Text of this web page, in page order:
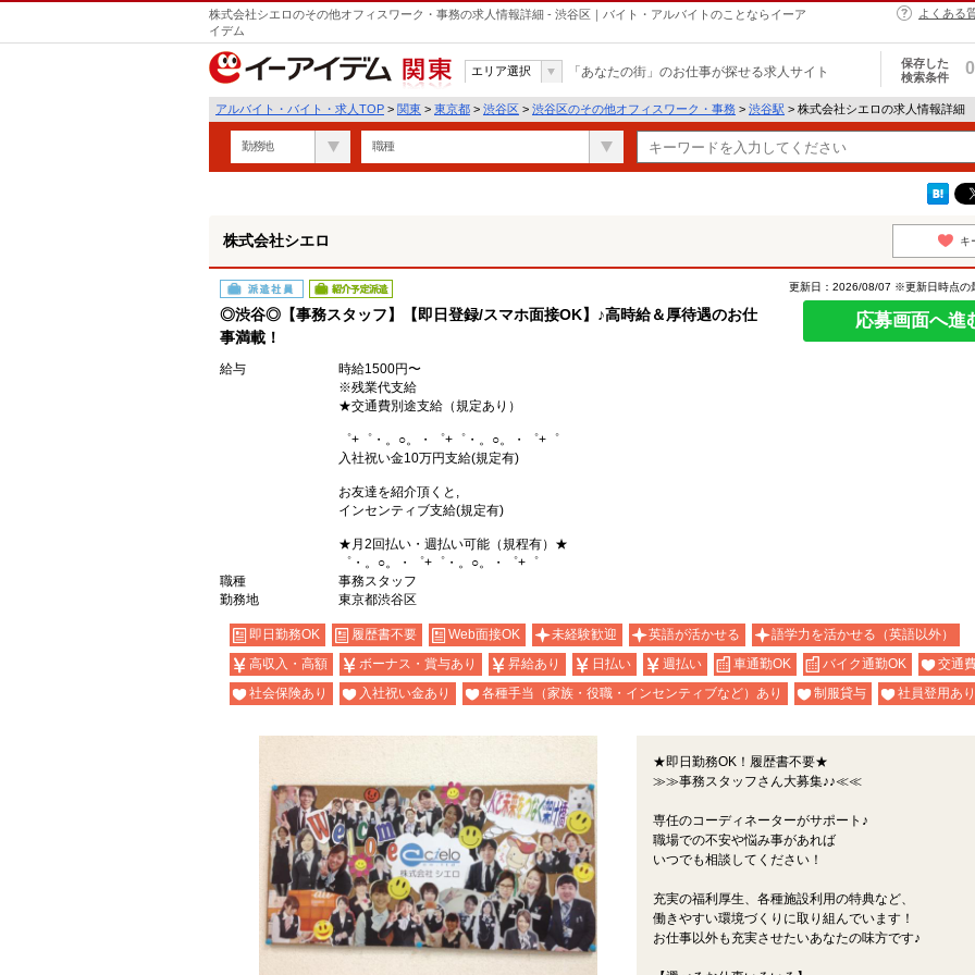
株式会社シエロのその他オフィスワーク・事務の求人情報詳細 - 渋谷区｜バイト・アルバイトのことならイーア
イデム
よくある
関東
エリア選択 「あなたの街」のお仕事が探せる求人サイト
保存した
検索条件
0
アルバイト・バイト・求人TOP > 関東 > 東京都 > 渋谷区 > 渋谷区のその他オフィスワーク・事務 > 渋谷駅 > 株式会社シエロの求人情報詳細
勤務地 職種
遣
株式会社シエロ キ
派遣社員 紹介予定派遣
◎渋谷◎【事務スタッフ】【即日登録/スマホ面接OK】♪高時給＆厚待遇のお仕
事満載！
更新日：2026/08/07 ※更新日時点の
応募画面へ進
給与
時給1500円〜
※残業代支給
★交通費別途支給（規定あり）
゜+゜・。○。・゜+゜・。○。・゜+゜
入社祝い金10万円支給(規定有)
お友達を紹介頂くと,
インセンティブ支給(規定有)
★月2回払い・週払い可能（規程有）★
゜・。○。・゜+゜・。○。・゜+゜
職種
事務スタッフ
勤務地
東京都渋谷区
即日勤務OK 履歴書不要 Web面接OK 未経験歓迎 英語が活かせる
語学力を活かせる（英語以外）
高収入・高額
ボーナス・賞与あり 昇給あり 日払い 週払い 車通勤OK バイク通勤OK
交通
社会保険あり
入社祝い金あり 各種手当（家族・役職・インセンティブなど）あり 制服貸与 社員登用あり
★即日勤務OK！履歴書不要★
≫≫事務スタッフさん大募集♪♪≪≪
専任のコーディネーターがサポート♪
職場での不安や悩み事があれば
いつでも相談してください！
充実の福利厚生、各種施設利用の特典など、
働きやすい環境づくりに取り組んでいます！
お仕事以外も充実させたいあなたの味方です♪